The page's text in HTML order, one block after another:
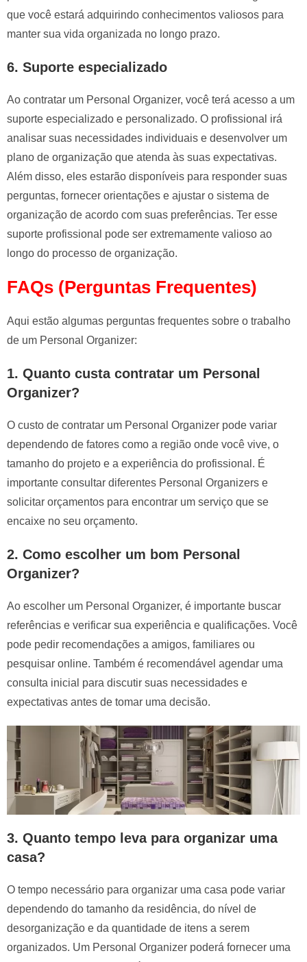
que você estará adquirindo conhecimentos valiosos para
manter sua vida organizada no longo prazo.
6. Suporte especializado
Ao contratar um Personal Organizer, você terá acesso a um
suporte especializado e personalizado. O profissional irá
analisar suas necessidades individuais e desenvolver um
plano de organização que atenda às suas expectativas.
Além disso, eles estarão disponíveis para responder suas
perguntas, fornecer orientações e ajustar o sistema de
organização de acordo com suas preferências. Ter esse
suporte profissional pode ser extremamente valioso ao
longo do processo de organização.
FAQs (Perguntas Frequentes)
Aqui estão algumas perguntas frequentes sobre o trabalho
de um Personal Organizer:
1. Quanto custa contratar um Personal
Organizer?
O custo de contratar um Personal Organizer pode variar
dependendo de fatores como a região onde você vive, o
tamanho do projeto e a experiência do profissional. É
importante consultar diferentes Personal Organizers e
solicitar orçamentos para encontrar um serviço que se
encaixe no seu orçamento.
2. Como escolher um bom Personal
Organizer?
Ao escolher um Personal Organizer, é importante buscar
referências e verificar sua experiência e qualificações. Você
pode pedir recomendações a amigos, familiares ou
pesquisar online. Também é recomendável agendar uma
consulta inicial para discutir suas necessidades e
expectativas antes de tomar uma decisão.
3. Quanto tempo leva para organizar uma
casa?
O tempo necessário para organizar uma casa pode variar
dependendo do tamanho da residência, do nível de
desorganização e da quantidade de itens a serem
organizados. Um Personal Organizer poderá fornecer uma